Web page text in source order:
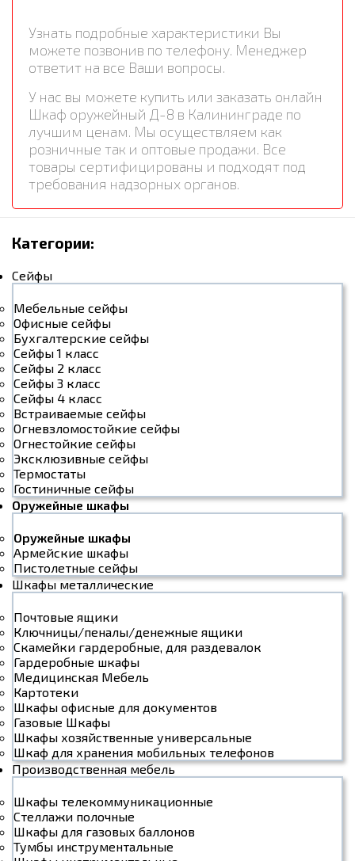
Узнать подробные характеристики Вы
можете позвонив по телефону. Менеджер
ответит на все Ваши вопросы.
У нас вы можете купить или заказать онлайн
Шкаф оружейный Д-8 в Калининграде по
лучшим ценам. Мы осуществляем как
розничные так и оптовые продажи. Все
товары сертифицированы и подходят под
требования надзорных органов.
Категории:
Сейфы
Мебельные сейфы
Офисные сейфы
Бухгалтерские сейфы
Сейфы 1 класс
Сейфы 2 класс
Сейфы 3 класс
Сейфы 4 класс
Встраиваемые сейфы
Огневзломостойкие сейфы
Огнестойкие сейфы
Эксклюзивные сейфы
Термостаты
Гостиничные сейфы
Оружейные шкафы
Оружейные шкафы
Армейские шкафы
Пистолетные сейфы
Шкафы металлические
Почтовые ящики
Ключницы/пеналы/денежные ящики
Скамейки гардеробные, для раздевалок
Гардеробные шкафы
Медицинская Мебель
Картотеки
Шкафы офисные для документов
Газовые Шкафы
Шкафы хозяйственные универсальные
Шкаф для хранения мобильных телефонов
Производственная мебель
Шкафы телекоммуникационные
Стеллажи полочные
Шкафы для газовых баллонов
Тумбы инструментальные